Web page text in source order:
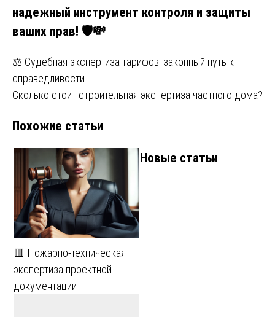
надежный инструмент контроля и защиты
ваших прав! 🛡️💸
Навигация
по
⚖️ Судебная экспертиза тарифов: законный путь к
справедливости
Сколько стоит строительная экспертиза частного дома?
Похожие статьи
🟥 Пожарно-техническая
экспертиза проектной
документации
Новые статьи